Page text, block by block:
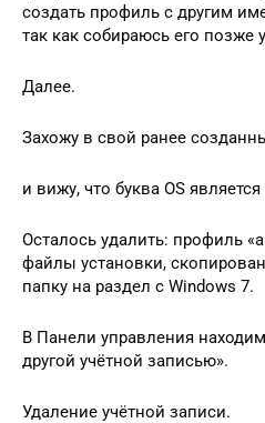
создать профиль с другим
так как собираюсь его позже
Далее.
Захожу в свой ранее
и вижу, что буква OS является
Осталось удалить: профиль
файлы установки,
папку на раздел с Windows 7.
В Панели управления
другой учётной записью».
Удаление учётной записи.